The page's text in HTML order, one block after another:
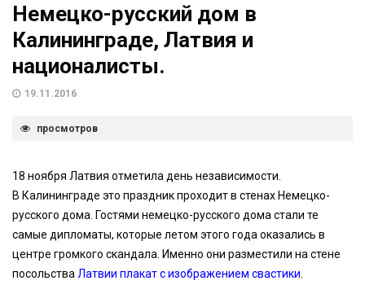
Немецко-русский дом в
Калининграде, Латвия и
националисты.
19.11.2016
просмотров
18 ноября Латвия отметила день независимости.
В Калининграде это праздник проходит в стенах Немецко-
русского дома. Гостями немецко-русского дома стали те
самые дипломаты, которые летом этого года оказались в
центре громкого скандала. Именно они разместили на стене
посольства Латвии плакат с изображением свастики